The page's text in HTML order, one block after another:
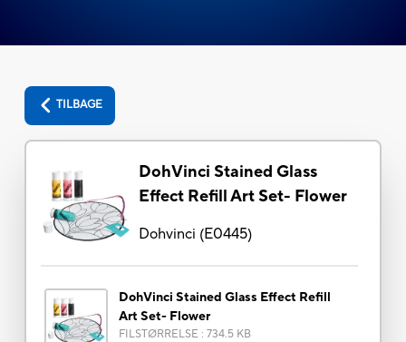
TILBAGE
DohVinci Stained Glass
Effect Refill Art Set- Flower
Dohvinci (E0445)
DohVinci Stained Glass Effect Refill
Art Set- Flower
FILSTØRRELSE : 734.5 KB